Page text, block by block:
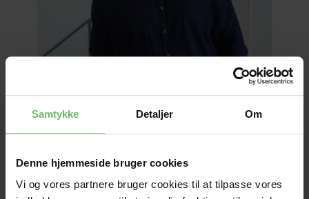
Samtykke Detaljer Om
Denne hjemmeside bruger cookies
Vi og vores partnere bruger cookies til at tilpasse vores
SKAL VI I GANG?